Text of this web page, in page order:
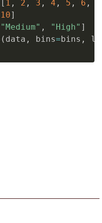
1 , 2 , 3 , 4 , 5 , 6 ,
10]
"Medium" , "High" ]
( data , bins=bins ,